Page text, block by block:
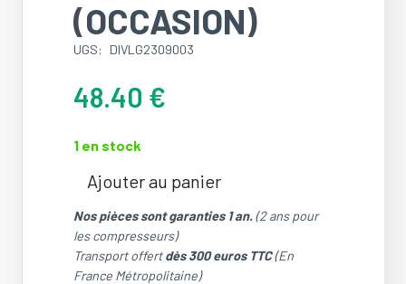
(OCCASION)
UGS: DIVLG2309003
48.40 €
1 en stock
quantité
de
Lot
de
2
Ajouter au panier
Nos pièces sont garanties 1 an.(2 ans pour
les compresseurs)
Transport offertdès 300 euros TTC(En
France Métropolitaine)